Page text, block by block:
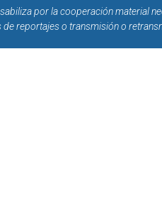
por la cooperación material
reportajes o transmisión o